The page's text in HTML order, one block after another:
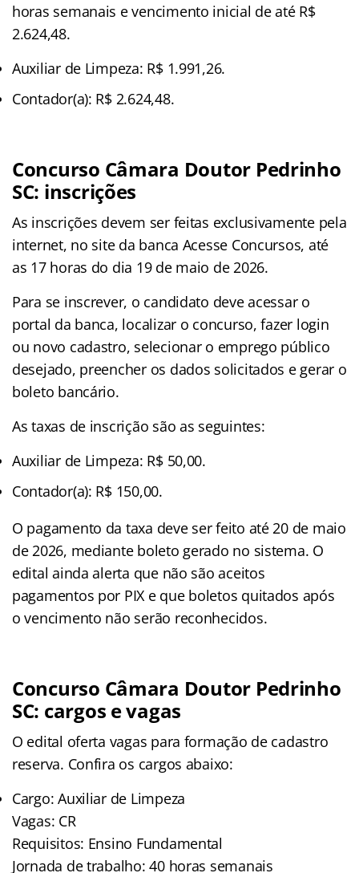
horas semanais e vencimento inicial de até R$
2.624,48.
Auxiliar de Limpeza: R$ 1.991,26.
Contador(a): R$ 2.624,48.
Concurso Câmara Doutor Pedrinho
SC: inscrições
As inscrições devem ser feitas exclusivamente pela
internet, no site da banca Acesse Concursos, até
as 17 horas do dia 19 de maio de 2026.
Para se inscrever, o candidato deve acessar o
portal da banca, localizar o concurso, fazer login
ou novo cadastro, selecionar o emprego público
desejado, preencher os dados solicitados e gerar o
boleto bancário.
As taxas de inscrição são as seguintes:
Auxiliar de Limpeza: R$ 50,00.
Contador(a): R$ 150,00.
O pagamento da taxa deve ser feito até 20 de maio
de 2026, mediante boleto gerado no sistema. O
edital ainda alerta que não são aceitos
pagamentos por PIX e que boletos quitados após
o vencimento não serão reconhecidos.
Concurso Câmara Doutor Pedrinho
SC: cargos e vagas
O edital oferta vagas para formação de cadastro
reserva. Confira os cargos abaixo:
Cargo: Auxiliar de Limpeza
Vagas: CR
Requisitos: Ensino Fundamental
Jornada de trabalho: 40 horas semanais